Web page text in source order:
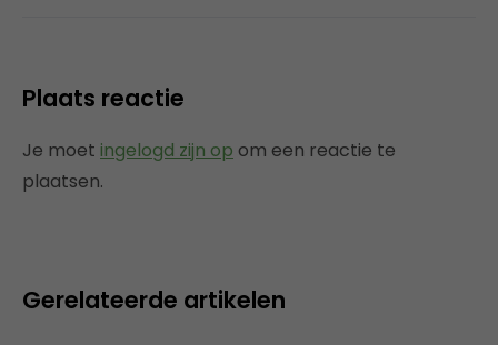
Plaats reactie
Je moet ingelogd zijn op om een reactie te
plaatsen.
Gerelateerde artikelen